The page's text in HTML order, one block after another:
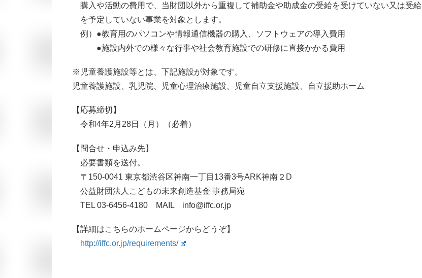
購入や活動の費用で、当財団以外から重複して補助金や助成金の受給を受けていない又は受給
を予定していない事業を対象とします。
例）●教育用のパソコンや情報通信機器の購入、ソフトウェアの導入費用
●施設内外での様々な行事や社会教育施設での研修に直接かかる費用
※児童養護施設等とは、下記施設が対象です。
児童養護施設、乳児院、児童心理治療施設、児童自立支援施設、自立援助ホーム
【応募締切】
令和4年2月28日（月）（必着）
【問合せ・申込み先】
必要書類を送付。
〒150-0041 東京都渋谷区神南一丁目13番3号ARK神南２D
公益財団法人こどもの未来創造基金 事務局宛
TEL 03-6456-4180 MAIL info@iffc.or.jp
【詳細はこちらのホームページからどうぞ】
http://iffc.or.jp/requirements/